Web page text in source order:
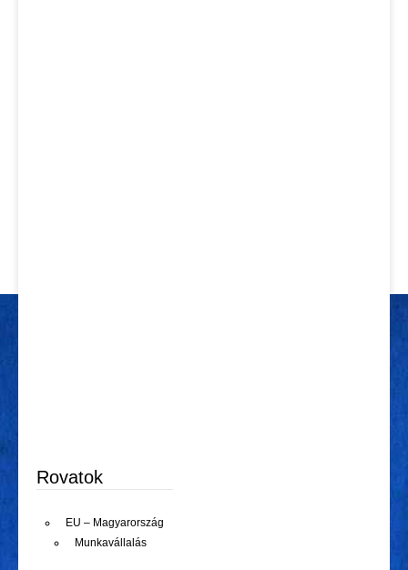
Rovatok
EU – Magyarország
Munkavállalás